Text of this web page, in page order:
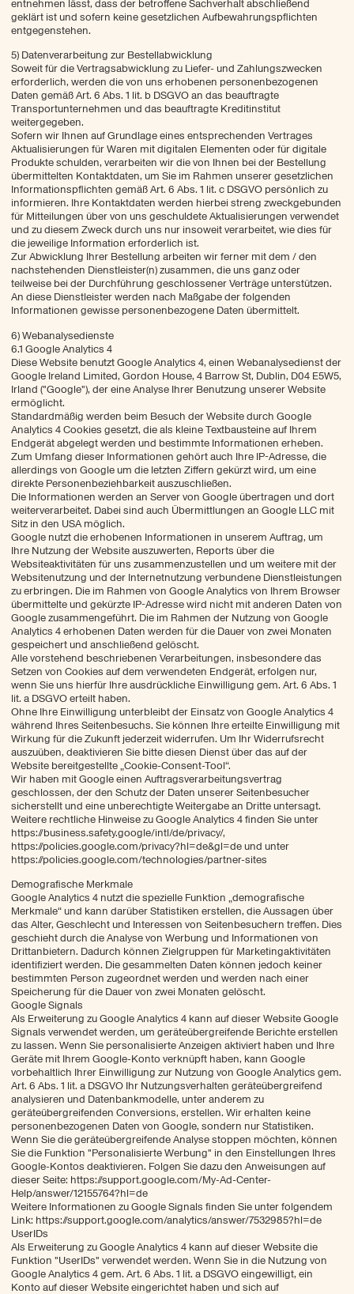
Wir Kurator:innen
entnehmen lässt, dass der betroffene Sachverhalt abschließend
geklärt ist und sofern keine gesetzlichen Aufbewahrungspflichten
entgegenstehen.
5) Datenverarbeitung zur Bestellabwicklung
Soweit für die Vertragsabwicklung zu Liefer- und Zahlungszwecken
erforderlich, werden die von uns erhobenen personenbezogenen
Daten gemäß Art. 6 Abs. 1 lit. b DSGVO an das beauftragte
Transportunternehmen und das beauftragte Kreditinstitut
weitergegeben.
Sofern wir Ihnen auf Grundlage eines entsprechenden Vertrages
Aktualisierungen für Waren mit digitalen Elementen oder für digitale
Produkte schulden, verarbeiten wir die von Ihnen bei der Bestellung
übermittelten Kontaktdaten, um Sie im Rahmen unserer gesetzlichen
Informationspflichten gemäß Art. 6 Abs. 1 lit. c DSGVO persönlich zu
informieren. Ihre Kontaktdaten werden hierbei streng zweckgebunden
für Mitteilungen über von uns geschuldete Aktualisierungen verwendet
und zu diesem Zweck durch uns nur insoweit verarbeitet, wie dies für
die jeweilige Information erforderlich ist.
Zur Abwicklung Ihrer Bestellung arbeiten wir ferner mit dem / den
nachstehenden Dienstleister(n) zusammen, die uns ganz oder
teilweise bei der Durchführung geschlossener Verträge unterstützen.
An diese Dienstleister werden nach Maßgabe der folgenden
Informationen gewisse personenbezogene Daten übermittelt.
6) Webanalysedienste
6.1 Google Analytics 4
Diese Website benutzt Google Analytics 4, einen Webanalysedienst der
Google Ireland Limited, Gordon House, 4 Barrow St, Dublin, D04 E5W5,
Irland ("Google"), der eine Analyse Ihrer Benutzung unserer Website
ermöglicht.
Standardmäßig werden beim Besuch der Website durch Google
Analytics 4 Cookies gesetzt, die als kleine Textbausteine auf Ihrem
Endgerät abgelegt werden und bestimmte Informationen erheben.
Zum Umfang dieser Informationen gehört auch Ihre IP-Adresse, die
allerdings von Google um die letzten Ziffern gekürzt wird, um eine
direkte Personenbeziehbarkeit auszuschließen.
Die Informationen werden an Server von Google übertragen und dort
weiterverarbeitet. Dabei sind auch Übermittlungen an Google LLC mit
Sitz in den USA möglich.
Google nutzt die erhobenen Informationen in unserem Auftrag, um
Ihre Nutzung der Website auszuwerten, Reports über die
Websiteaktivitäten für uns zusammenzustellen und um weitere mit der
Websitenutzung und der Internetnutzung verbundene Dienstleistungen
zu erbringen. Die im Rahmen von Google Analytics von Ihrem Browser
übermittelte und gekürzte IP-Adresse wird nicht mit anderen Daten von
Google zusammengeführt. Die im Rahmen der Nutzung von Google
Analytics 4 erhobenen Daten werden für die Dauer von zwei Monaten
gespeichert und anschließend gelöscht.
Alle vorstehend beschriebenen Verarbeitungen, insbesondere das
Setzen von Cookies auf dem verwendeten Endgerät, erfolgen nur,
wenn Sie uns hierfür Ihre ausdrückliche Einwilligung gem. Art. 6 Abs. 1
lit. a DSGVO erteilt haben.
Ohne Ihre Einwilligung unterbleibt der Einsatz von Google Analytics 4
während Ihres Seitenbesuchs. Sie können Ihre erteilte Einwilligung mit
Wirkung für die Zukunft jederzeit widerrufen. Um Ihr Widerrufsrecht
auszuüben, deaktivieren Sie bitte diesen Dienst über das auf der
Website bereitgestellte „Cookie-Consent-Tool“.
Wir haben mit Google einen Auftragsverarbeitungsvertrag
geschlossen, der den Schutz der Daten unserer Seitenbesucher
sicherstellt und eine unberechtigte Weitergabe an Dritte untersagt.
Weitere rechtliche Hinweise zu Google Analytics 4 finden Sie unter
https://business.safety.google/intl/de/privacy/,
https://policies.google.com/privacy?hl=de&gl=de und unter
https://policies.google.com/technologies/partner-sites
Demografische Merkmale
Google Analytics 4 nutzt die spezielle Funktion „demografische
Merkmale“ und kann darüber Statistiken erstellen, die Aussagen über
das Alter, Geschlecht und Interessen von Seitenbesuchern treffen. Dies
geschieht durch die Analyse von Werbung und Informationen von
Drittanbietern. Dadurch können Zielgruppen für Marketingaktivitäten
identifiziert werden. Die gesammelten Daten können jedoch keiner
bestimmten Person zugeordnet werden und werden nach einer
Speicherung für die Dauer von zwei Monaten gelöscht.
Google Signals
Als Erweiterung zu Google Analytics 4 kann auf dieser Website Google
Signals verwendet werden, um geräteübergreifende Berichte erstellen
zu lassen. Wenn Sie personalisierte Anzeigen aktiviert haben und Ihre
Geräte mit Ihrem Google-Konto verknüpft haben, kann Google
vorbehaltlich Ihrer Einwilligung zur Nutzung von Google Analytics gem.
Art. 6 Abs. 1 lit. a DSGVO Ihr Nutzungsverhalten geräteübergreifend
analysieren und Datenbankmodelle, unter anderem zu
geräteübergreifenden Conversions, erstellen. Wir erhalten keine
personenbezogenen Daten von Google, sondern nur Statistiken.
Wenn Sie die geräteübergreifende Analyse stoppen möchten, können
Sie die Funktion "Personalisierte Werbung" in den Einstellungen Ihres
Google-Kontos deaktivieren. Folgen Sie dazu den Anweisungen auf
dieser Seite: https://support.google.com/My-Ad-Center-
Help/answer/12155764?hl=de
Weitere Informationen zu Google Signals finden Sie unter folgendem
Link: https://support.google.com/analytics/answer/7532985?hl=de
UserIDs
Als Erweiterung zu Google Analytics 4 kann auf dieser Website die
Funktion "UserIDs" verwendet werden. Wenn Sie in die Nutzung von
Google Analytics 4 gem. Art. 6 Abs. 1 lit. a DSGVO eingewilligt, ein
Konto auf dieser Website eingerichtet haben und sich auf